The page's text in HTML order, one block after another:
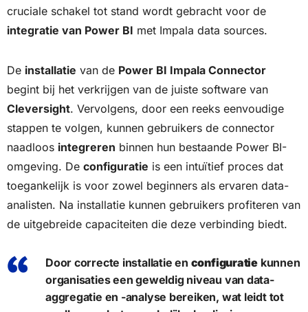
cruciale schakel tot stand wordt gebracht voor de
integratie van Power BI met Impala data sources.
De installatie van de Power BI Impala Connector
begint bij het verkrijgen van de juiste software van
Cleversight. Vervolgens, door een reeks eenvoudige
stappen te volgen, kunnen gebruikers de connector
naadloos integreren binnen hun bestaande Power BI-
omgeving. De configuratie is een intuïtief proces dat
toegankelijk is voor zowel beginners als ervaren data-
analisten. Na installatie kunnen gebruikers profiteren van
de uitgebreide capaciteiten die deze verbinding biedt.
Door correcte installatie en configuratie kunnen
organisaties een geweldig niveau van data-
aggregatie en -analyse bereiken, wat leidt tot